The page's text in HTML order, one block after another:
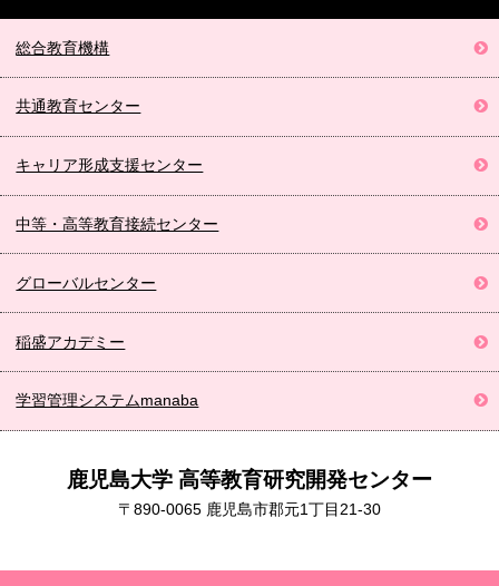
総合教育機構
共通教育センター
キャリア形成支援センター
中等・高等教育接続センター
グローバルセンター
稲盛アカデミー
学習管理システムmanaba
鹿児島大学 高等教育研究開発センター
〒890-0065 鹿児島市郡元1丁目21-30